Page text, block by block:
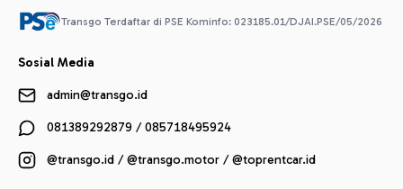
Transgo Terdaftar di PSE Kominfo: 023185.01/DJAI.PSE/05/2026
Sosial Media
admin@transgo.id
081389292879 / 085718495924
@transgo.id / @transgo.motor / @toprentcar.id